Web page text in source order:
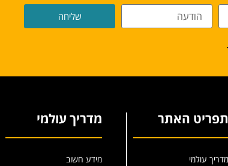
שליחה
תפריט האתר
מדריך עולמי
מדריך עולמי
מידע חשוב